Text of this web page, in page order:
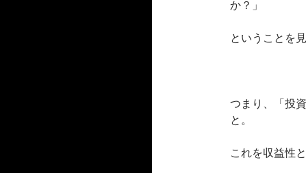
か？」
ということを
つまり、「投
と。
これを収益性